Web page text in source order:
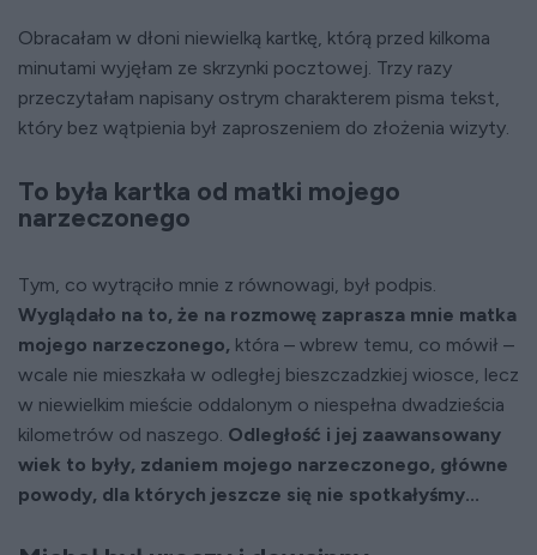
Obracałam w dłoni niewielką kartkę, którą przed kilkoma
minutami wyjęłam ze skrzynki pocztowej. Trzy razy
przeczytałam napisany ostrym charakterem pisma tekst,
który bez wątpienia był zaproszeniem do złożenia wizyty.
To była kartka od matki mojego
narzeczonego
Tym, co wytrąciło mnie z równowagi, był podpis.
Wyglądało na to, że na rozmowę zaprasza mnie matka
mojego narzeczonego, która – wbrew temu, co mówił –
wcale nie mieszkała w odległej bieszczadzkiej wiosce, lecz
w niewielkim mieście oddalonym o niespełna dwadzieścia
kilometrów od naszego. Odległość i jej zaawansowany
wiek to były, zdaniem mojego narzeczonego, główne
powody, dla których jeszcze się nie spotkałyśmy...